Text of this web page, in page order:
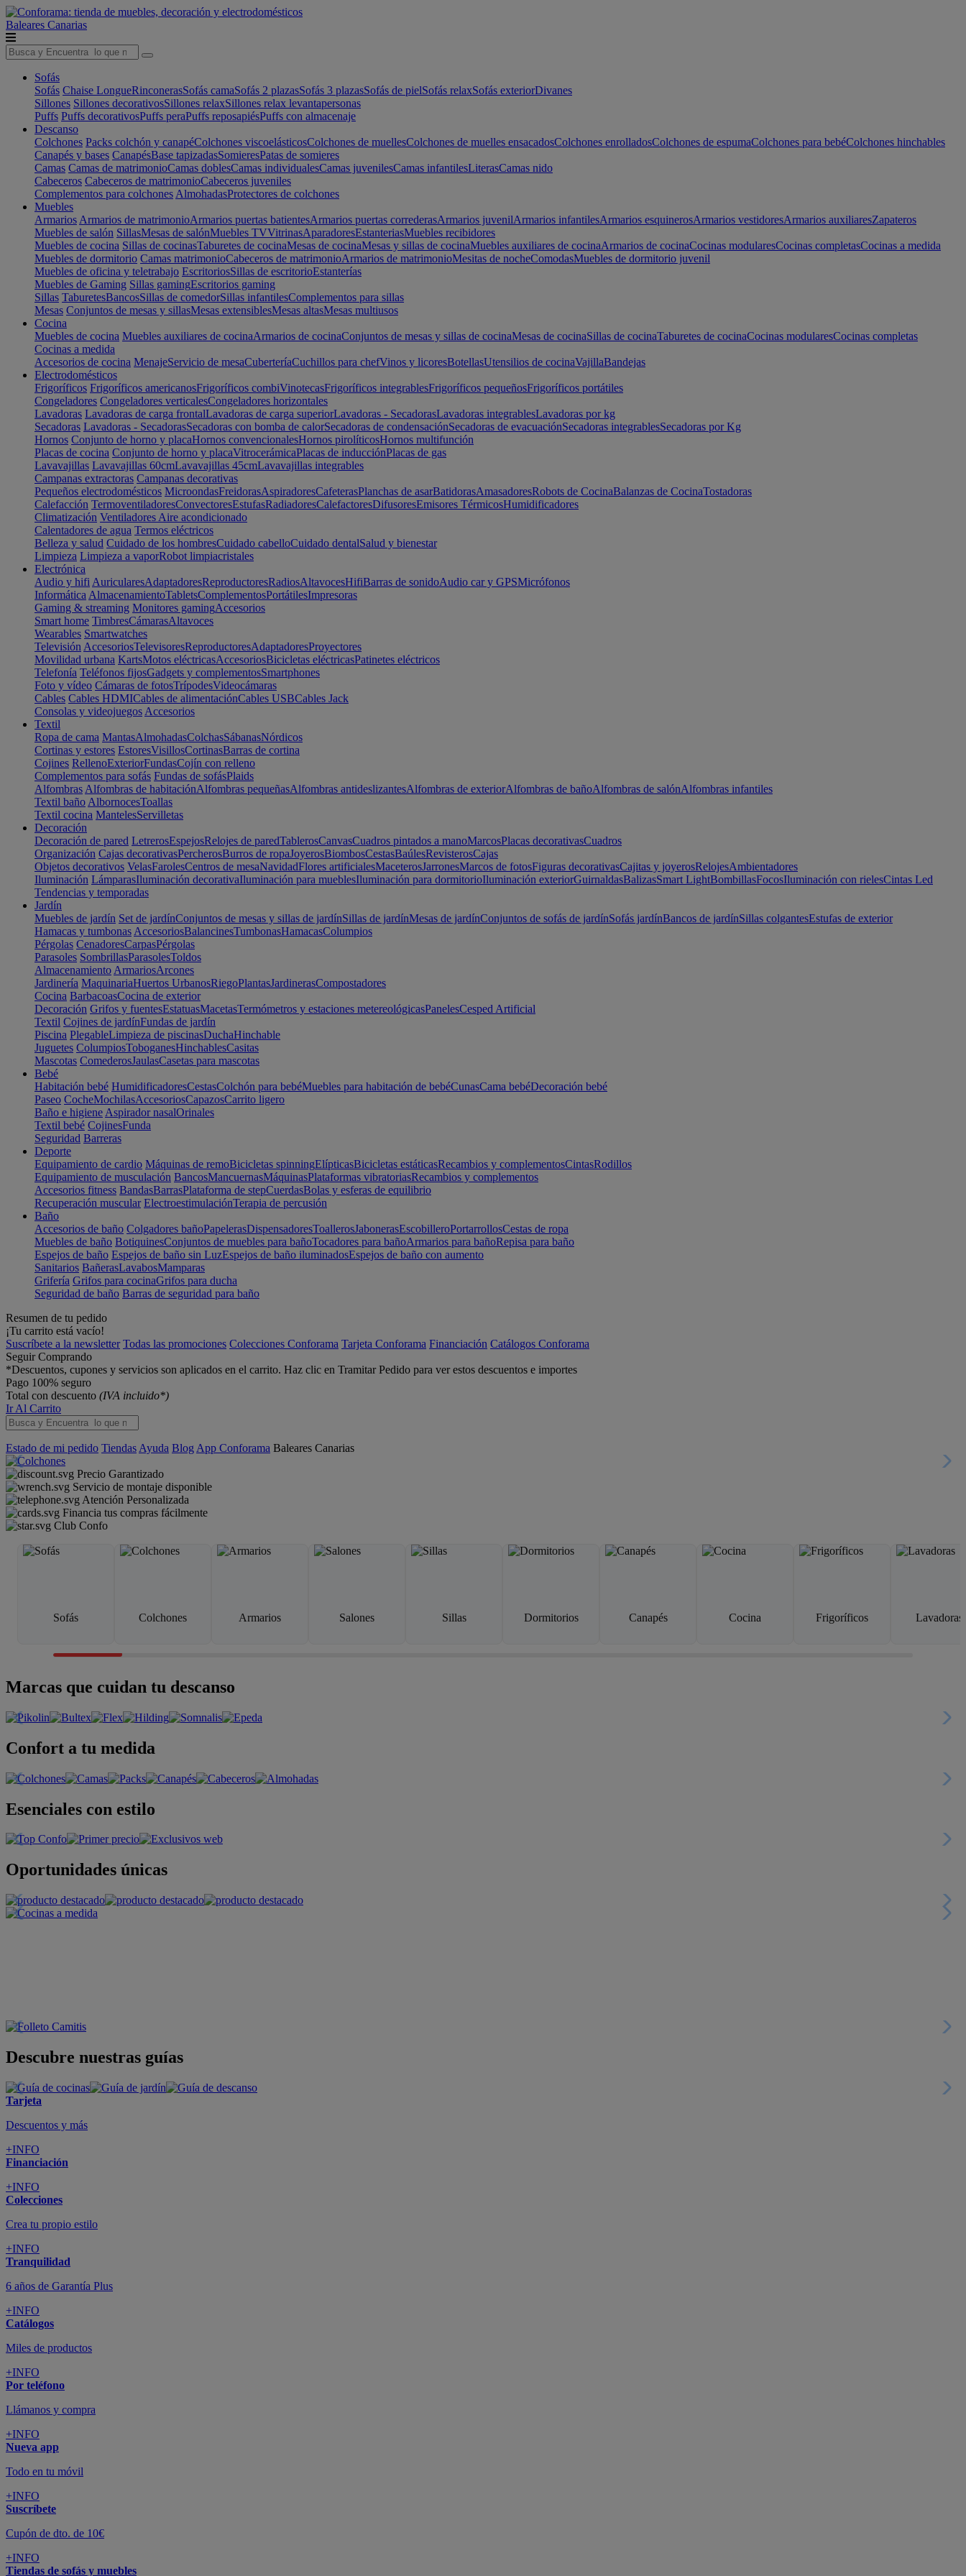
Baleares Canarias
Sofás
Sofás Chaise LongueRinconerasSofás camaSofás 2 plazasSofás 3 plazasSofás de pielSofás relaxSofás exteriorDivanes
Sillones Sillones decorativosSillones relaxSillones relax levantapersonas
Puffs Puffs decorativosPuffs peraPuffs reposapiésPuffs con almacenaje
Descanso
Colchones Packs colchón y canapéColchones viscoelásticosColchones de muellesColchones de muelles ensacadosColchones enrolladosColchones de espumaColchones para bebéColchones hinchables
Canapés y bases CanapésBase tapizadasSomieresPatas de somieres
Camas Camas de matrimonioCamas doblesCamas individualesCamas juvenilesCamas infantilesLiterasCamas nido
Cabeceros Cabeceros de matrimonioCabeceros juveniles
Complementos para colchones AlmohadasProtectores de colchones
Muebles
Armarios Armarios de matrimonioArmarios puertas batientesArmarios puertas correderasArmarios juvenilArmarios infantilesArmarios esquinerosArmarios vestidoresArmarios auxiliaresZapateros
Muebles de salón SillasMesas de salónMuebles TVVitrinasAparadoresEstanteriasMuebles recibidores
Muebles de cocina Sillas de cocinasTaburetes de cocinaMesas de cocinaMesas y sillas de cocinaMuebles auxiliares de cocinaArmarios de cocinaCocinas modularesCocinas completasCocinas a medida
Muebles de dormitorio Camas matrimonioCabeceros de matrimonioArmarios de matrimonioMesitas de nocheComodasMuebles de dormitorio juvenil
Muebles de oficina y teletrabajo EscritoriosSillas de escritorioEstanterías
Muebles de Gaming Sillas gamingEscritorios gaming
Sillas TaburetesBancosSillas de comedorSillas infantilesComplementos para sillas
Mesas Conjuntos de mesas y sillasMesas extensiblesMesas altasMesas multiusos
Cocina
Muebles de cocina Muebles auxiliares de cocinaArmarios de cocinaConjuntos de mesas y sillas de cocinaMesas de cocinaSillas de cocinaTaburetes de cocinaCocinas modularesCocinas completas
Cocinas a medida
Accesorios de cocina MenajeServicio de mesaCuberteríaCuchillos para chefVinos y licoresBotellasUtensilios de cocinaVajillaBandejas
Electrodomésticos
Frigoríficos Frigoríficos americanosFrigoríficos combiVinotecasFrigoríficos integrablesFrigoríficos pequeñosFrigoríficos portátiles
Congeladores Congeladores verticalesCongeladores horizontales
Lavadoras Lavadoras de carga frontalLavadoras de carga superiorLavadoras - SecadorasLavadoras integrablesLavadoras por kg
Secadoras Lavadoras - SecadorasSecadoras con bomba de calorSecadoras de condensaciónSecadoras de evacuaciónSecadoras integrablesSecadoras por Kg
Hornos Conjunto de horno y placaHornos convencionalesHornos pirolíticosHornos multifunción
Placas de cocina Conjunto de horno y placaVitrocerámicaPlacas de inducciónPlacas de gas
Lavavajillas Lavavajillas 60cmLavavajillas 45cmLavavajillas integrables
Campanas extractoras Campanas decorativas
Pequeños electrodomésticos MicroondasFreidorasAspiradoresCafeterasPlanchas de asarBatidorasAmasadoresRobots de CocinaBalanzas de CocinaTostadoras
Calefacción TermoventiladoresConvectoresEstufasRadiadoresCalefactoresDifusoresEmisores TérmicosHumidificadores
Climatización Ventiladores Aire acondicionado
Calentadores de agua Termos eléctricos
Belleza y salud Cuidado de los hombresCuidado cabelloCuidado dentalSalud y bienestar
Limpieza Limpieza a vaporRobot limpiacristales
Electrónica
Audio y hifi AuricularesAdaptadoresReproductoresRadiosAltavocesHifiBarras de sonidoAudio car y GPSMicrófonos
Informática AlmacenamientoTabletsComplementosPortátilesImpresoras
Gaming & streaming Monitores gamingAccesorios
Smart home TimbresCámarasAltavoces
Wearables Smartwatches
Televisión AccesoriosTelevisoresReproductoresAdaptadoresProyectores
Movilidad urbana KartsMotos eléctricasAccesoriosBicicletas eléctricasPatinetes eléctricos
Telefonía Teléfonos fijosGadgets y complementosSmartphones
Foto y vídeo Cámaras de fotosTrípodesVideocámaras
Cables Cables HDMICables de alimentaciónCables USBCables Jack
Consolas y videojuegos Accesorios
Textil
Ropa de cama MantasAlmohadasColchasSábanasNórdicos
Cortinas y estores EstoresVisillosCortinasBarras de cortina
Cojines RellenoExteriorFundasCojín con relleno
Complementos para sofás Fundas de sofásPlaids
Alfombras Alfombras de habitaciónAlfombras pequeñasAlfombras antideslizantesAlfombras de exteriorAlfombras de bañoAlfombras de salónAlfombras infantiles
Textil baño AlbornocesToallas
Textil cocina MantelesServilletas
Decoración
Decoración de pared LetrerosEspejosRelojes de paredTablerosCanvasCuadros pintados a manoMarcosPlacas decorativasCuadros
Organización Cajas decorativasPercherosBurros de ropaJoyerosBiombosCestasBaúlesRevisterosCajas
Objetos decorativos VelasFarolesCentros de mesaNavidadFlores artificialesMaceterosJarronesMarcos de fotosFiguras decorativasCajitas y joyerosRelojesAmbientadores
Iluminación LámparasIluminación decorativaIluminación para mueblesIluminación para dormitorioIluminación exteriorGuirnaldasBalizasSmart LightBombillasFocosIluminación con rielesCintas Led
Tendencias y temporadas
Jardín
Muebles de jardín Set de jardínConjuntos de mesas y sillas de jardínSillas de jardínMesas de jardínConjuntos de sofás de jardínSofás jardínBancos de jardínSillas colgantesEstufas de exterior
Hamacas y tumbonas AccesoriosBalancinesTumbonasHamacasColumpios
Pérgolas CenadoresCarpasPérgolas
Parasoles SombrillasParasolesToldos
Almacenamiento ArmariosArcones
Jardinería MaquinariaHuertos UrbanosRiegoPlantasJardinerasCompostadores
Cocina BarbacoasCocina de exterior
Decoración Grifos y fuentesEstatuasMacetasTermómetros y estaciones metereológicasPanelesCesped Artificial
Textil Cojines de jardínFundas de jardín
Piscina PlegableLimpieza de piscinasDuchaHinchable
Juguetes ColumpiosToboganesHinchablesCasitas
Mascotas ComederosJaulasCasetas para mascotas
Bebé
Habitación bebé HumidificadoresCestasColchón para bebéMuebles para habitación de bebéCunasCama bebéDecoración bebé
Paseo CocheMochilasAccesoriosCapazosCarrito ligero
Baño e higiene Aspirador nasalOrinales
Textil bebé CojinesFunda
Seguridad Barreras
Deporte
Equipamiento de cardio Máquinas de remoBicicletas spinningElípticasBicicletas estáticasRecambios y complementosCintasRodillos
Equipamiento de musculación BancosMancuernasMáquinasPlataformas vibratoriasRecambios y complementos
Accesorios fitness BandasBarrasPlataforma de stepCuerdasBolas y esferas de equilibrio
Recuperación muscular ElectroestimulaciónTerapia de percusión
Baño
Accesorios de baño Colgadores bañoPapelerasDispensadoresToallerosJabonerasEscobilleroPortarrollosCestas de ropa
Muebles de baño BotiquinesConjuntos de muebles para bañoTocadores para bañoArmarios para bañoRepisa para baño
Espejos de baño Espejos de baño sin LuzEspejos de baño iluminadosEspejos de baño con aumento
Sanitarios BañerasLavabosMamparas
Grifería Grifos para cocinaGrifos para ducha
Seguridad de baño Barras de seguridad para baño
Resumen de tu pedido
¡Tu carrito está vacío!
Suscríbete a la newsletter Todas las promociones Colecciones Conforama Tarjeta Conforama Financiación Catálogos Conforama
Seguir Comprando
*Descuentos, cupones y servicios son aplicados en el carrito. Haz clic en Tramitar Pedido para ver estos descuentos e importes
Pago 100% seguro
Total con descuento (IVA incluido*)
Ir Al Carrito
Estado de mi pedido Tiendas Ayuda Blog App Conforama Baleares Canarias
Precio Garantizado
Servicio de montaje disponible
Atención Personalizada
Financia tus compras fácilmente
Club Confo
Sofás Colchones Armarios Salones Sillas Dormitorios Canapés Cocina Frigoríficos Lavadoras
Marcas que cuidan tu descanso
Confort a tu medida
Esenciales con estilo
Oportunidades únicas
Descubre nuestras guías
Tarjeta
Descuentos y más
+INFO
Financiación
+INFO
Colecciones
Crea tu propio estilo
+INFO
Tranquilidad
6 años de Garantía Plus
+INFO
Catálogos
Miles de productos
+INFO
Por teléfono
Llámanos y compra
+INFO
Nueva app
Todo en tu móvil
+INFO
Suscríbete
Cupón de dto. de 10€
+INFO
Tiendas de sofás y muebles